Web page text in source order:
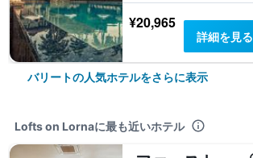
¥20,965
詳細を見る
バリートの人気ホテルをさらに表示
Lofts on Lornaに最も近いホテル